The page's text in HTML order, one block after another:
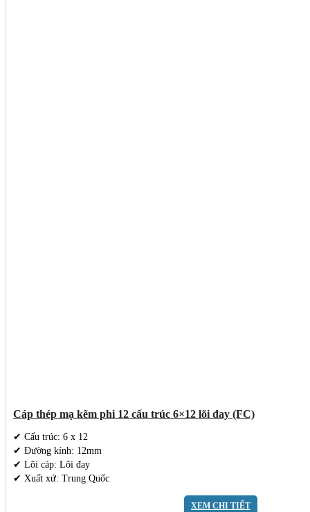
Cáp thép mạ kẽm phi 12 cấu trúc 6×12 lõi đay (FC)
✔ Cấu trúc: 6 x 12
✔ Đường kính: 12mm
✔ Lõi cáp: Lõi đay
✔ Xuất xứ: Trung Quốc
XEM CHI TIẾT